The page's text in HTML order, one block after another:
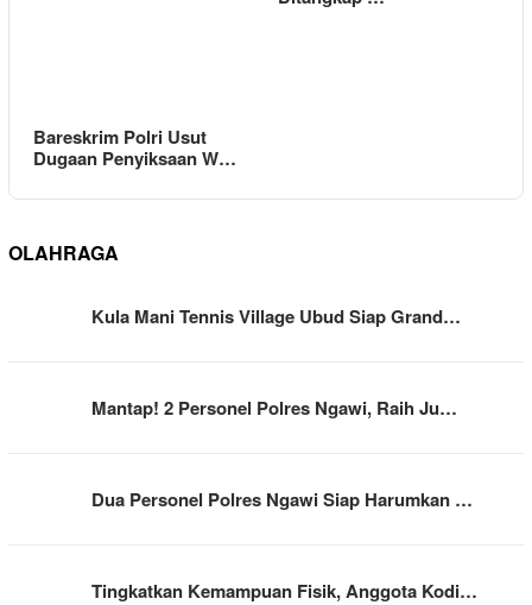
Bareskrim Polri Usut
Dugaan Penyiksaan W…
OLAHRAGA
Kula Mani Tennis Village Ubud Siap Grand…
Mantap! 2 Personel Polres Ngawi, Raih Ju…
Dua Personel Polres Ngawi Siap Harumkan …
Tingkatkan Kemampuan Fisik, Anggota Kodi…